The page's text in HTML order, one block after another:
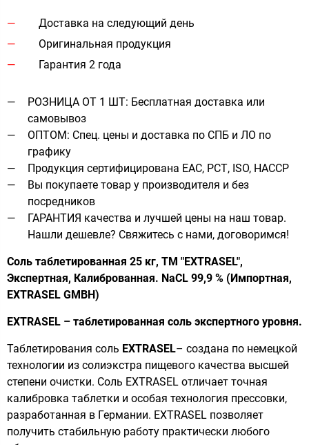
Доставка на следующий день
Оригинальная продукция
Гарантия 2 года
РОЗНИЦА ОТ 1 ШТ: Бесплатная доставка или
самовывоз
ОПТОМ: Спец. цены и доставка по СПБ и ЛО по
графику
Продукция сертифицирована ЕАС, РСТ, ISO, HACCP
Вы покупаете товар у производителя и без
посредников
ГАРАНТИЯ качества и лучшей цены на наш товар.
Нашли дешевле? Свяжитесь с нами, договоримся!
Соль таблетированная 25 кг, ТМ "EXTRASEL",
Экспертная, Калиброванная. NaCL 99,9 % (Импортная,
EXTRASEL GMBH)
EXTRASEL – таблетированная соль экспертного уровня.
Таблетирования соль EXTRASEL– создана по немецкой
технологии из солиэкстра пищевого качества высшей
степени очистки. Соль EXTRASEL отличает точная
калибровка таблетки и особая технология прессовки,
разработанная в Германии. EXTRASEL позволяет
получить стабильную работу практически любого